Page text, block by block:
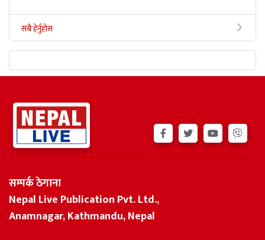
सबै हेर्नुहोस
सम्पर्क ठेगाना
Nepal Live Publication Pvt. Ltd.,
Anamnagar, Kathmandu, Nepal